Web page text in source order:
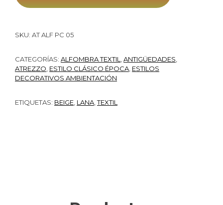
SKU: AT ALF PC 05
CATEGORÍAS: ALFOMBRA TEXTIL ANTIGÜEDADES
ATREZZO ESTILO CLÁSICO ÉPOCA ESTILOS
DECORATIVOS AMBIENTACIÓN
ETIQUETAS: BEIGE LANA ,TEXTIL